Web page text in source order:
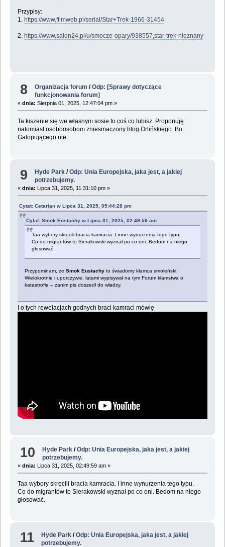
Przypisy:
1. https://www.filmweb.pl/serial/Star+Trek-1966-31454
2. https://www.salon24.pl/u/smocze-opary/938557,star-trek-nieznany
8 Organizacja forum /Odp: [Sprawy dotyczące
funkcjonowania forum]
« dnia: Sierpnia 01, 2025, 12:47:04 pm »
Ta kiszenie się we własnym sosie to coś co lubisz. Proponuję
natomiast osoboosobom zniesmaczony blog Orlińskiego. Bo
Galopującego nie.
9 Hyde Park /Odp: Unia Europejska, jaka jest, a jakiej
potrzebujemy.
« dnia: Lipca 31, 2025, 11:31:10 pm »
Cytat: Cetarian w Lipca 31, 2025, 05:44:28 pm
Cytat: Smok Eustachy w Lipca 31, 2025, 02:49:59 am
Taa wybory skręcili bracia kamracia. I inne wynurzenia tego typu.
Co do migrantów to Sierakowski wyznał po co oni. Bedom na niego
głosować.
Przypominam, że Smok Eustachyto świadomy kłamca smoleński.
Wielokrotnie i uporczywie, latami wypisywał na tym Forum kłamstwa o
katastrofie – zanim pis doszedł do władzy.
I o tych rewelacjach godnych braci kamraci mówię
10 Hyde Park /Odp: Unia Europejska, jaka jest, a jakiej
potrzebujemy.
« dnia: Lipca 31, 2025, 02:49:59 am »
Taa wybory skręcili bracia kamracia. I inne wynurzenia tego typu.
Co do migrantów to Sierakowski wyznał po co oni. Bedom na niego
głosować.
11 Hyde Park /Odp: Unia Europejska, jaka jest, a jakiej
potrzebujemy.